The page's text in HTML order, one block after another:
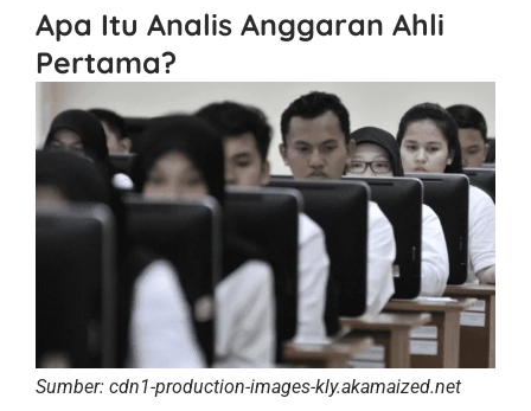
Apa Itu Analis Anggaran Ahli
Pertama?
Sumber: cdn1-production-images-kly.akamaized.net